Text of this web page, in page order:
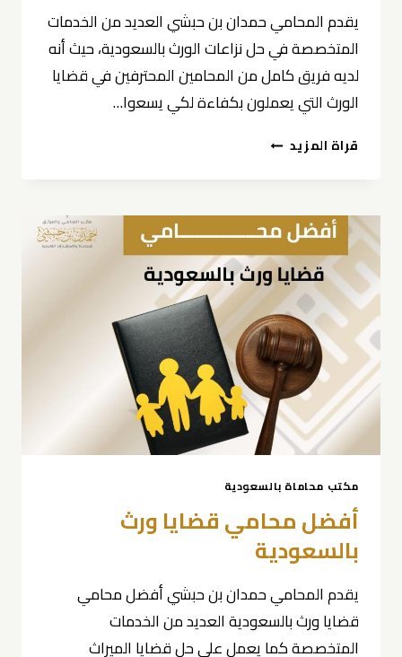
يقدم المحامي حمدان بن حبشي العديد من الخدمات
المتخصصة في حل نزاعات الورث بالسعودية، حيث أنه
لديه فريق كامل من المحامين المحترفين في قضايا
الورث التي يعملون بكفاءة لكي يسعوا…
قراة المزيد كيف
الورث
بالسعودية؟
مكتب محاماة بالسعودية
أفضل محامي قضايا ورث
بالسعودية
يقدم المحامي حمدان بن حبشي أفضل محامي
قضايا ورث بالسعودية العديد من الخدمات
المتخصصة كما يعمل على حل قضايا الميراث